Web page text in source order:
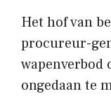
Het hof van
procureur-
wapenverbod
ongedaan te